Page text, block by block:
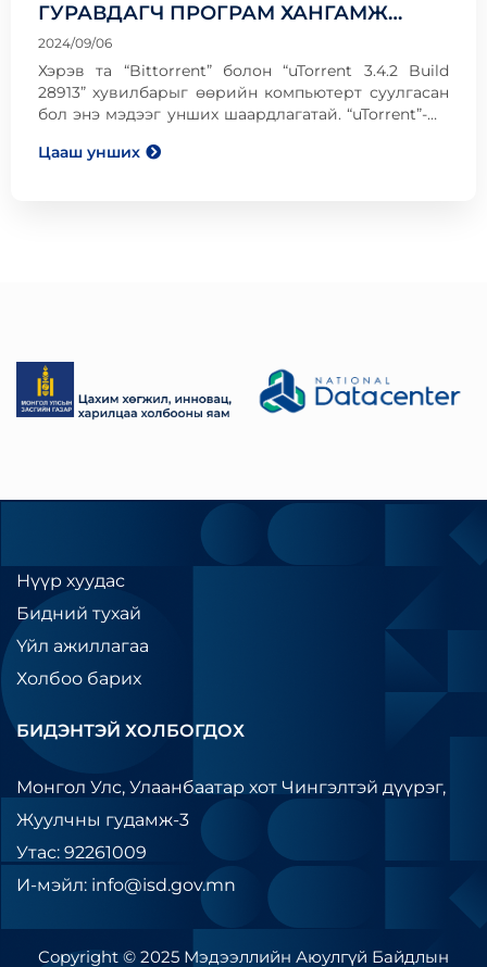
ГУРАВДАГЧ ПРОГРАМ ХАНГАМЖ
СУУЛГАЖ БАЙНА
2024/09/06
Хэрэв та “Bittorrent” болон “uTorrent 3.4.2 Build
28913” хувилбарыг өөрийн компьютерт суулгасан
бол энэ мэдээг унших шаардлагатай. “uTorrent”-ын
дамжуулан хэрэглэгчийн огт хүсээгүй гуравдагч
Цааш унших
Нүүр хуудас
Бидний тухай
Үйл ажиллагаа
Холбоо барих
БИДЭНТЭЙ ХОЛБОГДОХ
Монгол Улс, Улаанбаатар хот Чингэлтэй дүүрэг,
Жуулчны гудамж-3
Утас: 92261009
И-мэйл: info@isd.gov.mn
Copyright © 2025 Мэдээллийн Аюулгүй Байдлын